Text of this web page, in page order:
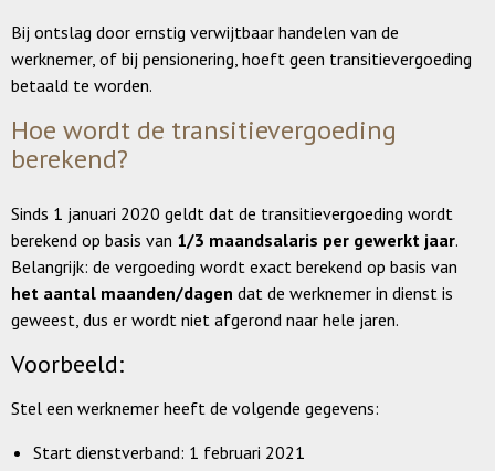
Bij ontslag door ernstig verwijtbaar handelen van de
werknemer, of bij pensionering, hoeft geen transitievergoeding
betaald te worden.
Hoe wordt de transitievergoeding
berekend?
Sinds 1 januari 2020 geldt dat de transitievergoeding wordt
berekend op basis van 1/3 maandsalaris per gewerkt jaar.
Belangrijk: de vergoeding wordt exact berekend op basis van
het aantal maanden/dagen dat de werknemer in dienst is
geweest, dus er wordt niet afgerond naar hele jaren.
Voorbeeld:
Stel een werknemer heeft de volgende gegevens:
Start dienstverband: 1 februari 2021